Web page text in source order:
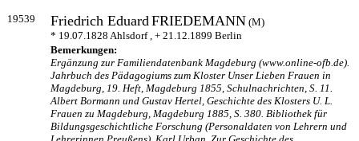
19539 Friedrich EduardFRIEDEMANN (M)
* 19.07.1828 Ahlsdorf , + 21.12.1899 Berlin
Bemerkungen:
Ergänzung zur Familiendatenbank Magdeburg (www.online-ofb.de).
Jahrbuch des Pädagogiums zum Kloster Unser Lieben Frauen in
Magdeburg, 19. Heft, Magdeburg 1855, Schulnachrichten, S. 11.
Albert Bormann und Gustav Hertel, Geschichte des Klosters U. L.
Frauen zu Magdeburg, Magdeburg 1885, S. 380. Bibliothek für
Bildungsgeschichtliche Forschung (Personaldaten von Lehrern und